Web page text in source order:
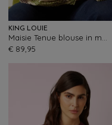
KING LOUIE
€ 89,95